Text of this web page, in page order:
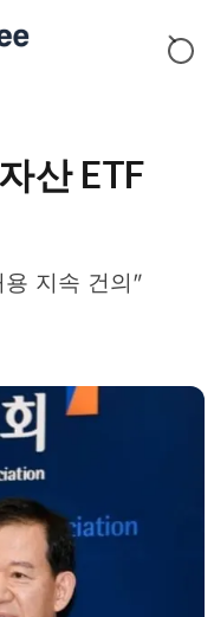
산 ETF
용 지속 건의"